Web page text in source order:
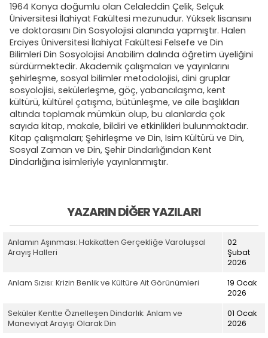
1964 Konya doğumlu olan Celaleddin Çelik, Selçuk
Üniversitesi İlahiyat Fakültesi mezunudur. Yüksek lisansını
ve doktorasını Din Sosyolojisi alanında yapmıştır. Halen
Erciyes Üniversitesi İlahiyat Fakültesi Felsefe ve Din
Bilimleri Din Sosyolojisi Anabilim dalında öğretim üyeliğini
sürdürmektedir. Akademik çalışmaları ve yayınlarını
şehirleşme, sosyal bilimler metodolojisi, dini gruplar
sosyolojisi, sekülerleşme, göç, yabancılaşma, kent
kültürü, kültürel çatışma, bütünleşme, ve aile başlıkları
altında toplamak mümkün olup, bu alanlarda çok
sayıda kitap, makale, bildiri ve etkinlikleri bulunmaktadır.
Kitap çalışmaları; Şehirleşme ve Din, İsim Kültürü ve Din,
Sosyal Zaman ve Din, Şehir Dindarlığından Kent
Dindarlığına isimleriyle yayınlanmıştır.
YAZARIN DIĞER YAZILARI
Anlamın Aşınması: Hakikatten Gerçekliğe Varoluşsal
Arayış Halleri
02
Şubat
2026
Anlam Sızısı: Krizin Benlik ve Kültüre Ait Görünümleri
19 Ocak
2026
Seküler Kentte Öznelleşen Dindarlık: Anlam ve
Maneviyat Arayışı Olarak Din
01 Ocak
2026